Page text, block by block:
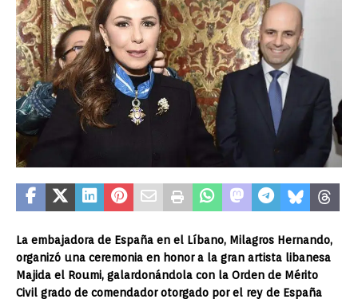
La embajadora de España en el Líbano, Milagros Hernando,
organizó una ceremonia en honor a la gran artista libanesa
Majida el Roumi, galardonándola con la Orden de Mérito
Civil grado de comendador otorgado por el rey de España